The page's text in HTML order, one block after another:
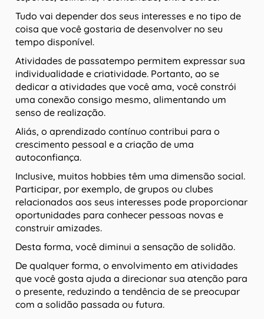
Tudo vai depender dos seus interesses e no tipo de
coisa que você gostaria de desenvolver no seu
tempo disponível.
Atividades de passatempo permitem expressar sua
individualidade e criatividade. Portanto, ao se
dedicar a atividades que você ama, você constrói
uma conexão consigo mesmo, alimentando um
senso de realização.
Aliás, o aprendizado contínuo contribui para o
crescimento pessoal e a criação de uma
autoconfiança.
Inclusive, muitos hobbies têm uma dimensão social.
Participar, por exemplo, de grupos ou clubes
relacionados aos seus interesses pode proporcionar
oportunidades para conhecer pessoas novas e
construir amizades.
Desta forma, você diminui a sensação de solidão.
De qualquer forma, o envolvimento em atividades
que você gosta ajuda a direcionar sua atenção para
o presente, reduzindo a tendência de se preocupar
com a solidão passada ou futura.